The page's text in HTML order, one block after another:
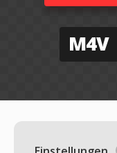
M4V